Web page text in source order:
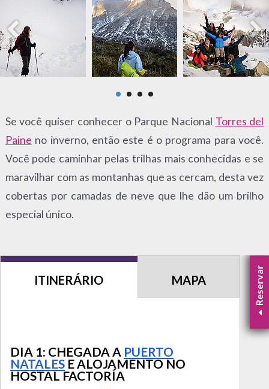
Se você quiser conhecer o Parque Nacional Torres del
Paine no inverno, então este é o programa para você.
Você pode caminhar pelas trilhas mais conhecidas e se
maravilhar com as montanhas que as cercam, desta vez
cobertas por camadas de neve que lhe dão um brilho
especial único.
ITINERÁRIO MAPA
DIA 1: CHEGADA A PUERTO
NATALES E ALOJAMENTO NO
HOSTAL FACTORÍA
Reservar